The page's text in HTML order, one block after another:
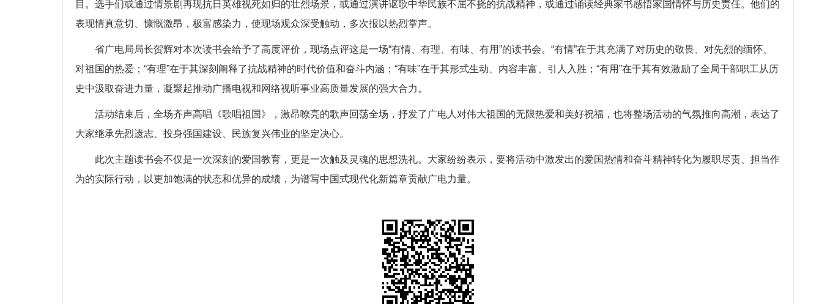
目 。选手们或通过情景剧再现抗日英雄视死如归的壮烈场景，或通过演讲讴歌中华民族不屈不挠的抗战精神，或通过诵读经典家书感悟家国情怀与历史责任。他们的
表现情真意切、慷慨激昂，极富感染力，使现场观众深受触动，多次报以热烈掌声。
省广电局局长贺辉对本次读书会给予了高度评价， 现场点评这是一场“有情、有理、有味、有用”的读书会。“有情”在于其充满了对历史的敬畏、对先烈的缅怀、
对祖国的热爱；“有理”在于其深刻阐释了抗战精神的时代价值和奋斗内涵；“有味”在于其形式生动、内容丰富、引人入胜；“有用”在于其有效激励了全局干部职工从历
史中汲取奋进力量，凝聚起推动广播电视和网络视听事业高质量发展的强大合力。
活动结束后，全场齐声高唱《歌唱祖国》，激昂嘹亮的歌声回荡全场，抒发了广电人对伟大祖国的无限热爱和美好祝福，也将整场活动的气氛推向高潮，表达了
大家继承先烈遗志、投身强国建设、民族复兴伟业的坚定决心。
此次主题读书会不仅是一次深刻的爱国教育，更是一次触及灵魂的思想洗礼。大家纷纷表示，要将活动中激发出的爱国热情和奋斗精神转化为履职尽责、担当作
为的实际行动，以更加饱满的状态和优异的成绩，为谱写中国式现代化新篇章贡献广电力量。